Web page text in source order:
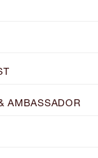
AMBASSADOR